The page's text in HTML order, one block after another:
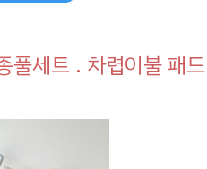
풀세트 . 차렵이불 패